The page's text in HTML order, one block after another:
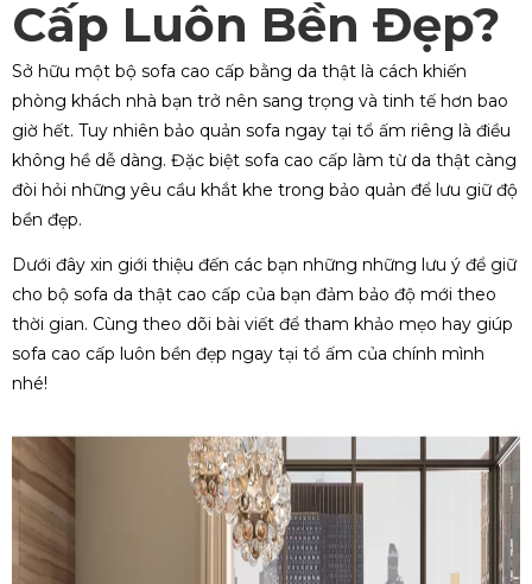
Cấp Luôn Bền Đẹp?
Sở hữu một bộ sofa cao cấp bằng da thật là cách khiến
phòng khách nhà bạn trở nên sang trọng và tinh tế hơn bao
giờ hết. Tuy nhiên bảo quản sofa ngay tại tổ ấm riêng là điều
không hề dễ dàng. Đặc biệt sofa cao cấp làm từ da thật càng
đòi hỏi những yêu cầu khắt khe trong bảo quản để lưu giữ độ
bền đẹp.
Dưới đây xin giới thiệu đến các bạn những những lưu ý để giữ
cho bộ sofa da thật cao cấp của bạn đảm bảo độ mới theo
thời gian. Cùng theo dõi bài viết để tham khảo mẹo hay giúp
sofa cao cấp luôn bền đẹp ngay tại tổ ấm của chính mình
nhé!